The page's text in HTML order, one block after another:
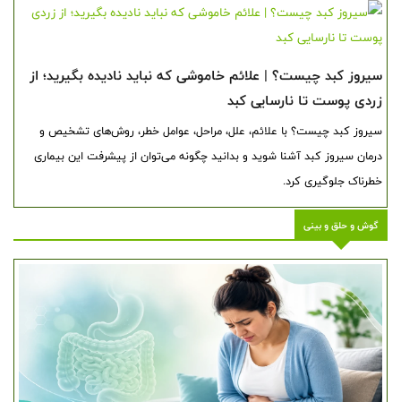
سیروز کبد چیست؟ | علائم خاموشی که نباید نادیده بگیرید؛ از
زردی پوست تا نارسایی کبد
سیروز کبد چیست؟ با علائم، علل، مراحل، عوامل خطر، روش‌های تشخیص و
درمان سیروز کبد آشنا شوید و بدانید چگونه می‌توان از پیشرفت این بیماری
خطرناک جلوگیری کرد.
گوش و حلق و بینی